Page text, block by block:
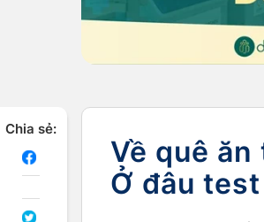
Chia sẻ:
Về quê
Ở đâu